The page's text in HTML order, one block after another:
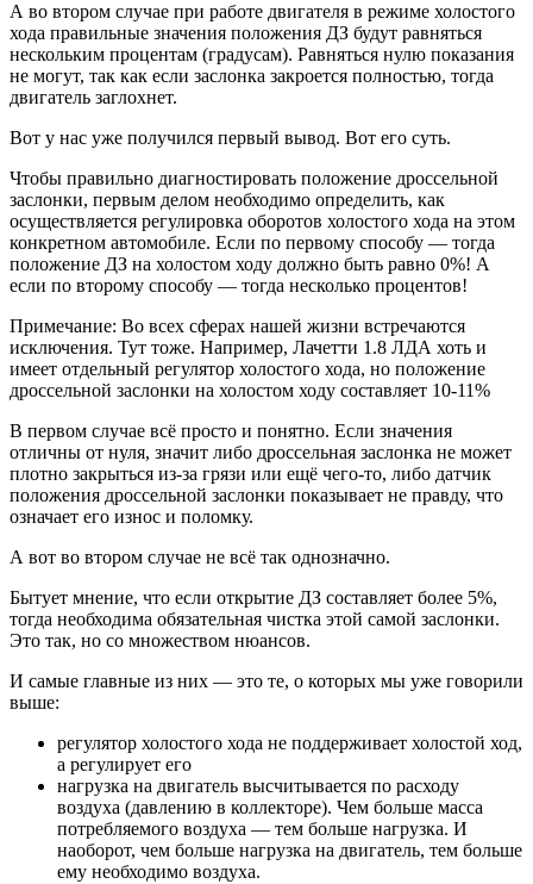
А во втором случае при работе двигателя в режиме холостого
хода правильные значения положения ДЗ будут равняться
нескольким процентам (градусам). Равняться нулю показания
не могут, так как если заслонка закроется полностью, тогда
двигатель заглохнет.
Вот у нас уже получился первый вывод. Вот его суть.
Чтобы правильно диагностировать положение дроссельной
заслонки, первым делом необходимо определить, как
осуществляется регулировка оборотов холостого хода на этом
конкретном автомобиле. Если по первому способу — тогда
положение ДЗ на холостом ходу должно быть равно 0%! А
если по второму способу — тогда несколько процентов!
Примечание: Во всех сферах нашей жизни встречаются
исключения. Тут тоже. Например, Лачетти 1.8 ЛДА хоть и
имеет отдельный регулятор холостого хода, но положение
дроссельной заслонки на холостом ходу составляет 10-11%
В первом случае всё просто и понятно. Если значения
отличны от нуля, значит либо дроссельная заслонка не может
плотно закрыться из-за грязи или ещё чего-то, либо датчик
положения дроссельной заслонки показывает не правду, что
означает его износ и поломку.
А вот во втором случае не всё так однозначно.
Бытует мнение, что если открытие ДЗ составляет более 5%,
тогда необходима обязательная чистка этой самой заслонки.
Это так, но со множеством нюансов.
И самые главные из них — это те, о которых мы уже говорили
выше:
регулятор холостого хода не поддерживает холостой ход,
а регулирует его
нагрузка на двигатель высчитывается по расходу
воздуха (давлению в коллекторе). Чем больше масса
потребляемого воздуха — тем больше нагрузка. И
наоборот, чем больше нагрузка на двигатель, тем больше
ему необходимо воздуха.